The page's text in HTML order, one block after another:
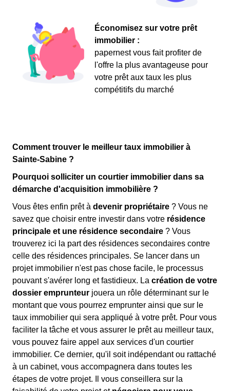
Économisez sur votre prêt
immobilier :
papernest vous fait profiter de
l'offre la plus avantageuse pour
votre prêt aux taux les plus
compétitifs du marché
Comment trouver le meilleur taux immobilier à
Sainte-Sabine ?
Pourquoi solliciter un courtier immobilier dans sa
démarche d'acquisition immobilière ?
Vous êtes enfin prêt à devenir propriétaire ? Vous ne
savez que choisir entre investir dans votre résidence
principale et une résidence secondaire ? Vous
trouverez ici la part des résidences secondaires contre
celle des résidences principales. Se lancer dans un
projet immobilier n'est pas chose facile, le processus
pouvant s'avérer long et fastidieux. La création de votre
dossier emprunteur jouera un rôle déterminant sur le
montant que vous pourrez emprunter ainsi que sur le
taux immobilier qui sera appliqué à votre prêt. Pour vous
faciliter la tâche et vous assurer le prêt au meilleur taux,
vous pouvez faire appel aux services d'un courtier
immobilier. Ce dernier, qu'il soit indépendant ou rattaché
à un cabinet, vous accompagnera dans toutes les
étapes de votre projet. Il vous conseillera sur la